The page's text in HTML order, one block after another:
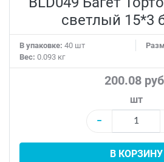
светлый 15*3
В упаковке: 40 шт
Вес: 0.093 кг
200.08
шт
−
В КОРЗИНУ